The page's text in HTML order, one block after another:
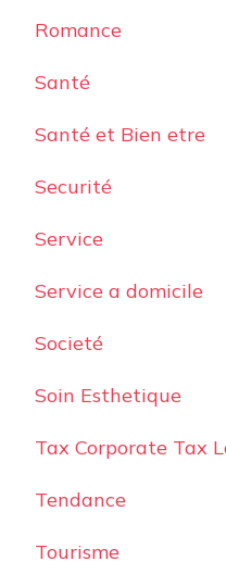
Romance
Santé
Santé et Bien etre
Securité
Service
Service a domicile
Societé
Soin Esthetique
Tax Corporate Tax
Tendance
Tourisme